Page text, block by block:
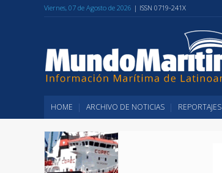
Viernes, 07 de Agosto de 2026 | ISSN 0719-241X
HOME ARCHIVO DE NOTICIAS REPORTAJES